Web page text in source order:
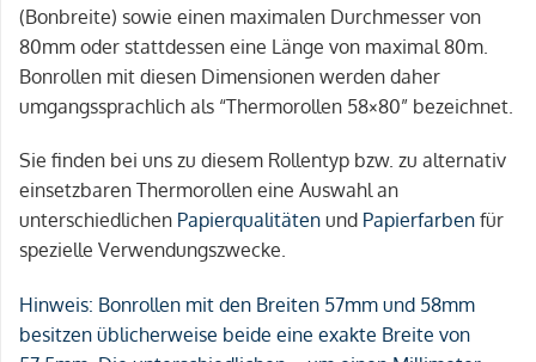
(Bonbreite) sowie einen maximalen Durchmesser von
80mm oder stattdessen eine Länge von maximal 80m.
Bonrollen mit diesen Dimensionen werden daher
umgangssprachlich als “Thermorollen 58×80” bezeichnet.
Sie finden bei uns zu diesem Rollentyp bzw. zu alternativ
einsetzbaren Thermorollen eine Auswahl an
unterschiedlichen Papierqualitäten und Papierfarben für
spezielle Verwendungszwecke.
Hinweis: Bonrollen mit den Breiten 57mm und 58mm
besitzen üblicherweise beide eine exakte Breite von